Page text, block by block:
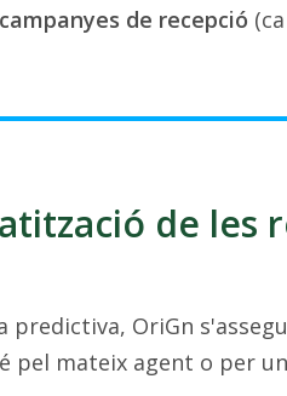
de recepció
de les
predictiva, OriGn
pel mateix agent o per